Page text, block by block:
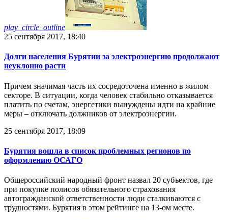
play_circle_outline
25 сентября 2017, 18:40
Долги населения Бурятии за электроэнергию продолжают
неуклонно расти
Причем значимая часть их сосредоточена именно в жилом
секторе. В ситуации, когда человек стабильно отказывается
платить по счетам, энергетики вынуждены идти на крайние
меры – отключать должников от электроэнергии.
25 сентября 2017, 18:09
Бурятия вошла в список проблемных регионов по
оформлению ОСАГО
Общероссийский народный фронт назвал 20 субъектов, где
при покупке полисов обязательного страхования
автогражданской ответственности люди сталкиваются с
трудностями. Бурятия в этом рейтинге на 13-ом месте.